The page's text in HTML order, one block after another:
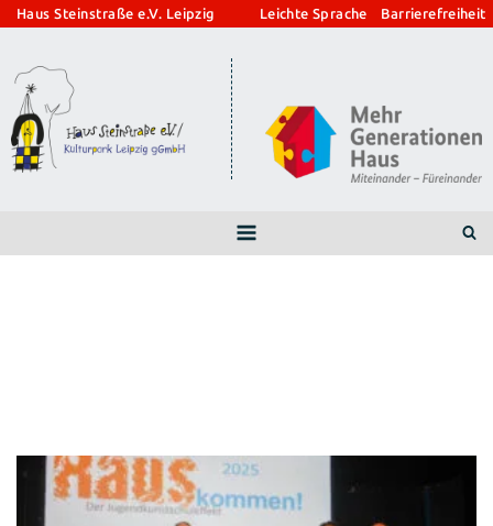
Zum
springen
Haus Steinstraße e.V. Leipzig Leichte Sprache Barrierefreiheit